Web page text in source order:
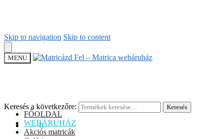
Skip to navigation Skip to content
MENU
Keresés a következőre: Keresés
0Ft 0
FŐOLDAL
WEBÁRUHÁZ
Akciós matricák